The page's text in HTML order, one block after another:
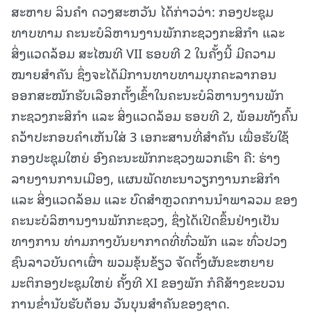
ສະຫາຍ ລິນຄໍາ ດວງສະຫວັນ ໄດ້ກ່າວວ່າ: ກອງປະຊຸມ
ທາບທາມ ຄະນະບໍລິຫານງານພັກກະຊວງກະສິກຳ ແລະ
ສິ່ງແວດລ້ອມ ສະໄໝທີ VII ຮອບທີ 2 ໃນຄັ້ງນີ້ ມີຄວາມ
ໝາຍສໍາຄັນ ຊຶ່ງຈະໄດ້ມີການທາບທາມບຸກຄະລາກອນ
ອອກສະໝັກຮັບເລືອກຕັ້ງເຂົ້າໃນຄະນະບໍລິຫານງານພັກ
ກະຊວງກະສິກຳ ແລະ ສິ່ງແວດລ້ອມ ຮອບທີ 2, ພ້ອມທັງຄົ້ນ
ຄວ້າປະກອບຄໍາເຫັນໃສ່ 3 ເອກະສານທີ່ສໍາຄັນ ເພື່ອຮັບໃຊ້
ກອງປະຊຸມໃຫຍ່ ອົງຄະນະພັກກະຊວງພວກເຮົາ ຄື: ຮ່າງ
ລາຍງານການເມືອງ, ແຜນພັດທະນາວຽກງານກະສິກຳ
ແລະ ສິ່ງແວດລ້ອມ ແລະ ບົດສໍາຫຼວດການນໍາພາລວມ ຂອງ
ຄະນະບໍລິຫານງານພັກກະຊວງ, ຊຶ່ງໄດ້ເປີດຂຶ້ນຢ່າງເປັນ
ທາງການ ທ່າມກາງບັນຍາກາດທີ່ທົ່ວພັກ ແລະ ທົ່ວປວງ
ຊົນລາວບັນດາເຜົ່າ ພວມຂຸ້ນຂ້ຽວ ຈັດຕັ້ງຜັນຂະຫຍາຍ
ມະຕິກອງປະຊຸມໃຫຍ່ ຄັ້ງທີ XI ຂອງພັກ ກໍຄືສ້າງຂະບວນ
ການຂໍ່ານັບຮັບຕ້ອນ ວັນບຸນສໍາຄັນຂອງຊາດ.